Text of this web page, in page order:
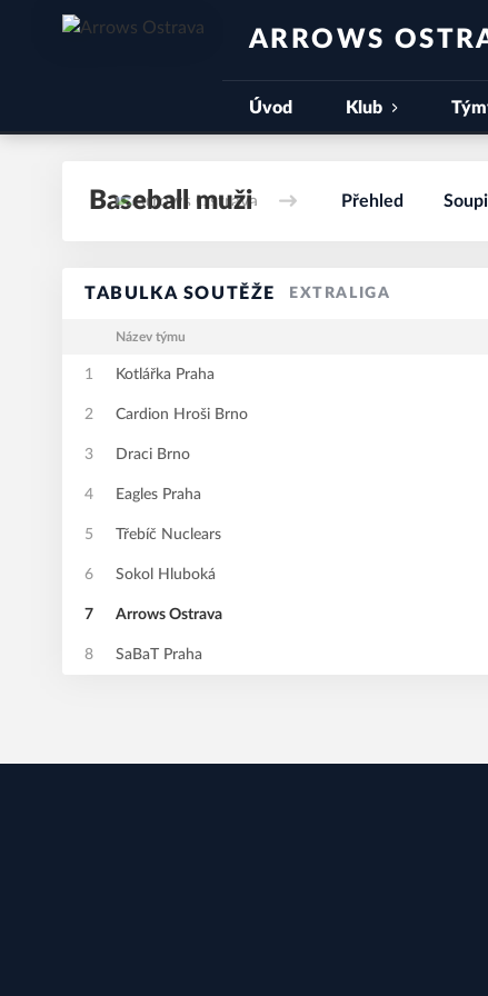
ARROWS
Úvod Klub
Baseball muži Přehled
TABULKA SOUTĚŽE EXTRALIGA
Název týmu
1 Kotlářka Praha
2 Cardion Hroši Brno
3 Draci Brno
4 Eagles Praha
5 Třebíč Nuclears
6 Sokol Hluboká
7 Arrows Ostrava
8 SaBaT Praha